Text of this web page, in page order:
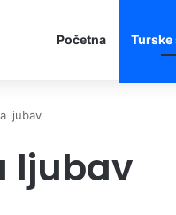
Početna Turske
ljubav
ljubav